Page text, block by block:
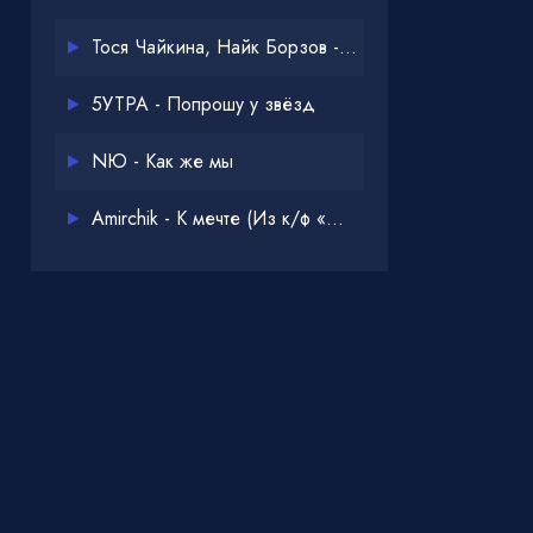
Тося Чайкина, Найк Борзов - Опять
5УТРА - Попрошу у звёзд
NЮ - Как же мы
Amirchik - К мечте (Из к/ф «Одна дома 3»)